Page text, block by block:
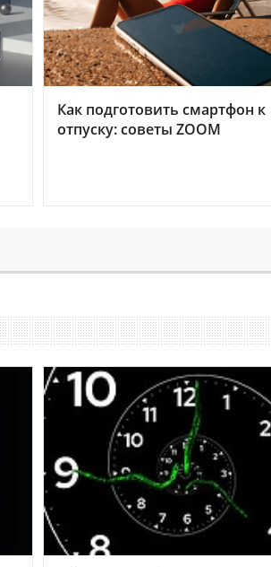
Как подготовить смартфон к
отпуску: советы ZOOM